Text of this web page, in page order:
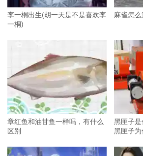
李一桐出生(胡一天是不是喜欢李
一桐)
麻雀怎
章红鱼和油甘鱼一样吗，有什么
区别
黑匣子
黑匣子